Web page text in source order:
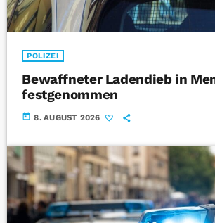
POLIZEI
Bewaffneter Ladendieb in
festgenommen
today 8. AUGUST 2026